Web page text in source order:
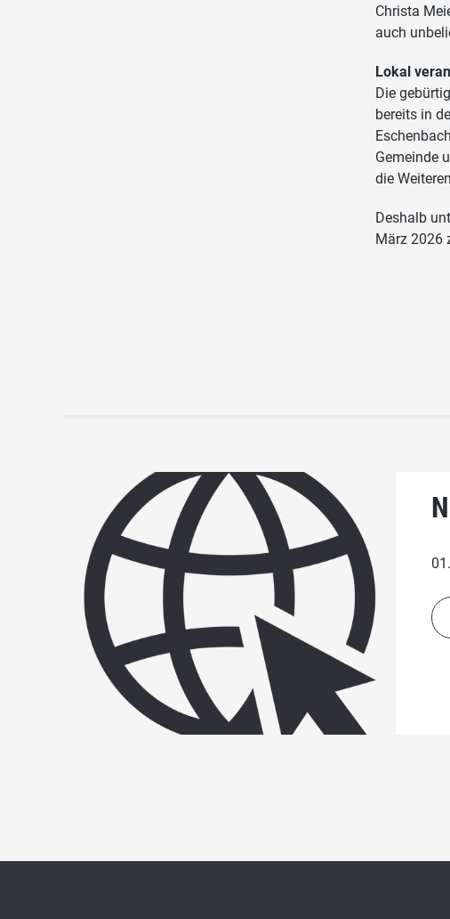
Christa
auch
Lokal
Die
bereits in
Gemeinde
die
Deshalb
März 2026